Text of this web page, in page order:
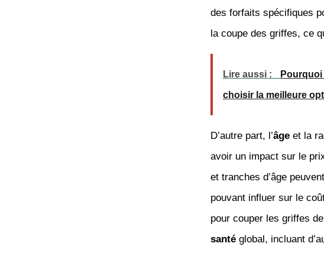
des forfaits spécifiques
la coupe des griffes, ce
Lire aussi :
choisir la meilleure
D’autre part, l’âgeet la
avoir un impact sur le
et tranches d’âge
pouvant influer sur le
pour couper les griffes
santéglobal, incluant